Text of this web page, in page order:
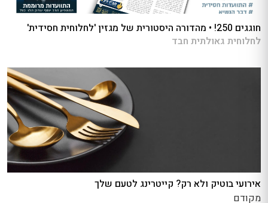
חוגגים 250! • מהדורה היסטורית של מגזין 'לחלוחית חסידית'
לחלוחית גאולתית חבד
אירועי בוטיק ולא רק? קייטרינג לטעם שלך
מקודם